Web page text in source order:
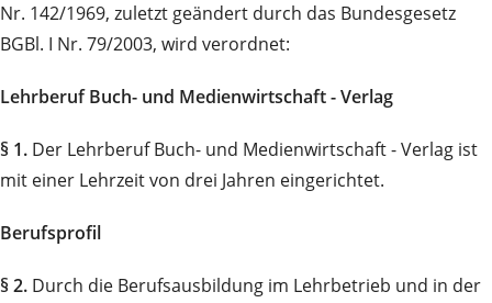
Nr. 142/1969, zuletzt geändert durch das Bundesgesetz
BGBl. I Nr. 79/2003, wird verordnet:
Lehrberuf Buch- und Medienwirtschaft - Verlag
§ 1. Der Lehrberuf Buch- und Medienwirtschaft - Verlag ist
mit einer Lehrzeit von drei Jahren eingerichtet.
Berufsprofil
§ 2. Durch die Berufsausbildung im Lehrbetrieb und in der